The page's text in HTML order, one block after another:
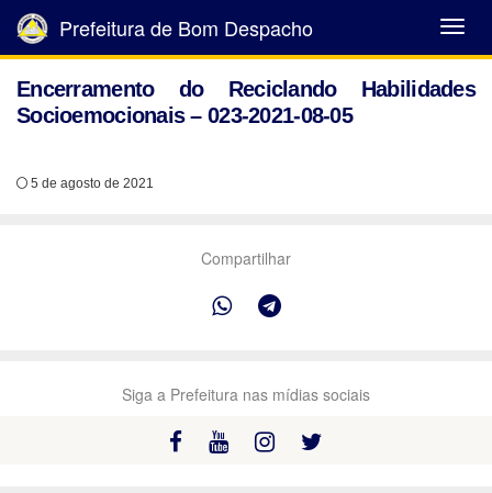
Abrir
Menu
Prefeitura de Bom Despacho
Encerramento do Reciclando Habilidades
Socioemocionais – 023-2021-08-05
5 de agosto de 2021
Compartilhar
Siga a Prefeitura nas mídias sociais